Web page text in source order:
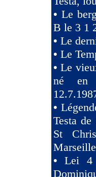
• Le
B le 3 1
• Le
• Le
•Le
né en
•
Testa
St
•Lei 4